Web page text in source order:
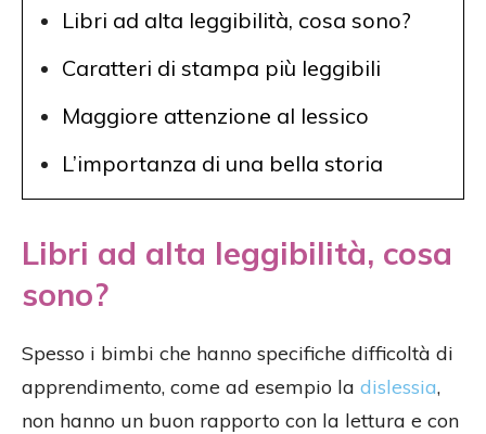
Libri ad alta leggibilità, cosa sono?
Caratteri di stampa più leggibili
Maggiore attenzione al lessico
L’importanza di una bella storia
Libri ad alta leggibilità, cosa
sono?
Spesso i bimbi che hanno specifiche difficoltà di
apprendimento, come ad esempio la dislessia,
non hanno un buon rapporto con la lettura e con